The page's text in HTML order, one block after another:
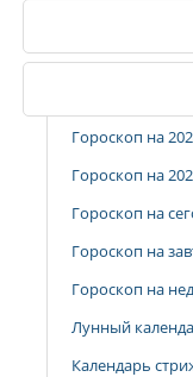
Гороскоп на
Гороскоп на
Гороскоп на
Гороскоп на
Гороскоп на
Лунный
Календарь